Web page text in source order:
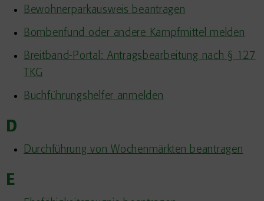
Bewohnerparkausweis beantragen
Bombenfund oder andere Kampfmittel melden
Breitband-Portal: Antragsbearbeitung nach § 127
TKG
Buchführungshelfer anmelden
D
Durchführung von Wochenmärkten beantragen
E